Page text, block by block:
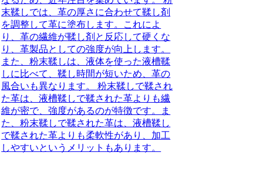
末鞣しでは、革の厚さに合わせて鞣し剤
を調整して革に塗布します。これによ
り、革の繊維が鞣し剤と反応して硬くな
り、革製品としての強度が向上します。
また、粉末鞣しは、液体を使った液槽鞣
しに比べて、鞣し時間が短いため、革の
風合いも異なります。 粉末鞣しで鞣され
た革は、液槽鞣しで鞣された革よりも繊
維が密で、強度があるのが特徴です。ま
た、粉末鞣しで鞣された革は、液槽鞣し
で鞣された革よりも柔軟性があり、加工
しやすいというメリットもあります。